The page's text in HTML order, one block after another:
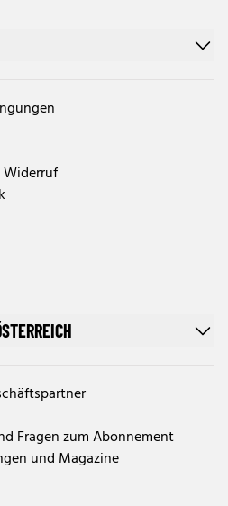
Fragen zum Abonnement
und Magazine